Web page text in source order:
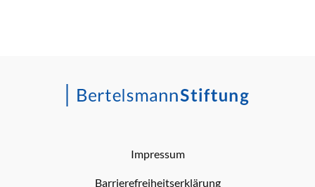
Impressum
Barrierefreiheitserklärung